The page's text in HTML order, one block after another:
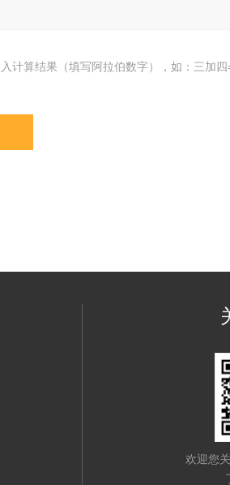
计算结果（填写阿拉伯数字），如：三加四
欢迎您